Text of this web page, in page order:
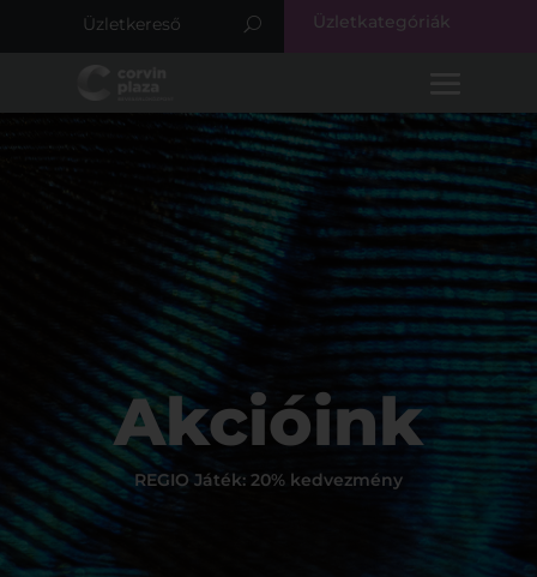
Üzletkategóriák
Akcióink
REGIO Játék: 20% kedvezmény